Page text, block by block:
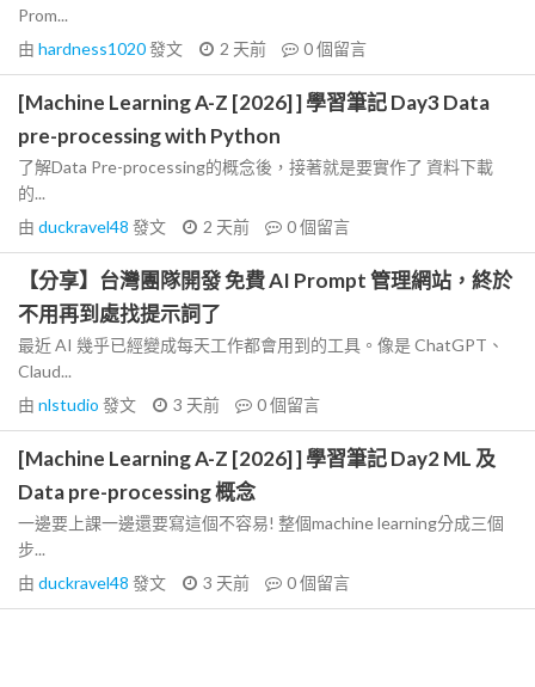
Prom...
由 hardness1020發文 2 天前 0個留言
[Machine Learning A-Z [2026] ] 學習筆記 Day3 Data
pre-processing with Python
了解Data Pre-processing的概念後，接著就是要實作了 資料下載
的...
由 duckravel48 發文 2 天前 0個留言
【分享】台灣團隊開發 免費 AI Prompt 管理網站，終於
不用再到處找提示詞了
最近 AI 幾乎已經變成每天工作都會用到的工具。像是 ChatGPT、
Claud...
由 nlstudio 發文 3 天前 0個留言
[Machine Learning A-Z [2026] ] 學習筆記 Day2 ML 及
Data pre-processing 概念
一邊要上課一邊還要寫這個不容易! 整個machine learning分成三個
步...
由 duckravel48 發文 3 天前 0個留言